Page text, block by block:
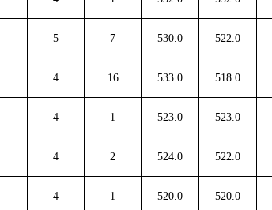
5 7 530.0 522.0
4 16 533.0 518.0
4 1 523.0 523.0
4 2 524.0 522.0
4 1 520.0 520.0